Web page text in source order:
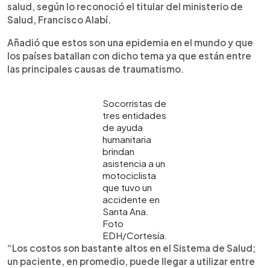
salud, según lo reconoció el titular del ministerio de
Salud, Francisco Alabí.
Añadió que estos son una epidemia en el mundo y que
los países batallan con dicho tema ya que están entre
las principales causas de traumatismo.
Socorristas de
tres entidades
de ayuda
humanitaria
brindan
asistencia a un
motociclista
que tuvo un
accidente en
Santa Ana.
Foto
EDH/Cortesía.
“Los costos son bastante altos en el Sistema de Salud;
un paciente, en promedio, puede llegar a utilizar entre